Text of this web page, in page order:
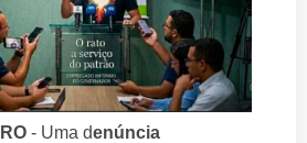
- Uma denúncia